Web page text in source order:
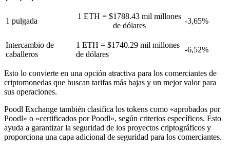
1 pulgada
1 ETH = $1788.43 mil millones
de dólares
-3,65%
Intercambio de
caballeros
1 ETH = $1740.29 mil millones
de dólares
-6,52%
Esto lo convierte en una opción atractiva para los comerciantes de
criptomonedas que buscan tarifas más bajas y un mejor valor para
sus operaciones.
Poodl Exchange también clasifica los tokens como «aprobados por
Poodl» o «certificados por Poodl», según criterios específicos. Esto
ayuda a garantizar la seguridad de los proyectos criptográficos y
proporciona una capa adicional de seguridad para los comerciantes.